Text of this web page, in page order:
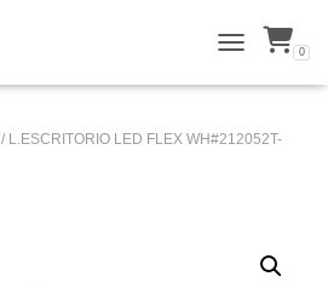
ALTERNAR
0
/ L.ESCRITORIO LED FLEX WH#212052T-